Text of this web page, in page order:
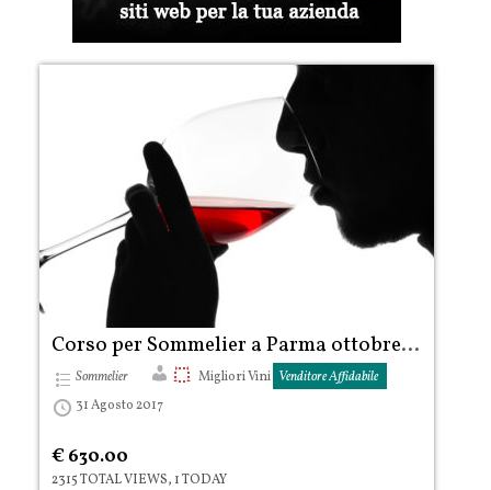
Corso per Sommelier a Parma ottobre 2017
Sommelier Migliori Vini Venditore Affidabile
31 Agosto 2017
€ 630.00
2315 TOTAL VIEWS, 1 TODAY